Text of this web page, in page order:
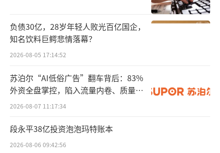
环境下，竞争强度较大，珍酒品牌号召力有
限，产品溢价不足等综合因素导致。
据了解，珍酒李渡生产及销售酱香型、兼
香型及浓香型白酒。
其中酱香型白酒——珍酒是该公司的核心。
数据显示，今年上半年珍酒贡献65.5%的收
入，超过20亿元。根据弗若斯特沙利文的数
据，按2022年收入计，珍酒是中国第五大酱香
负债30亿，28岁年轻人败光百亿国企，
知名饮料巨鳄悲情落幕？
2026-08-05 17:14:52
苏泊尔“AI低俗广告”翻车背后：83%
外资全盘掌控，陷入流量内卷、质量频
发的负循环
2026-08-07 11:17:34
段永平38亿投资泡泡玛特账本
2026-08-06 09:42:56